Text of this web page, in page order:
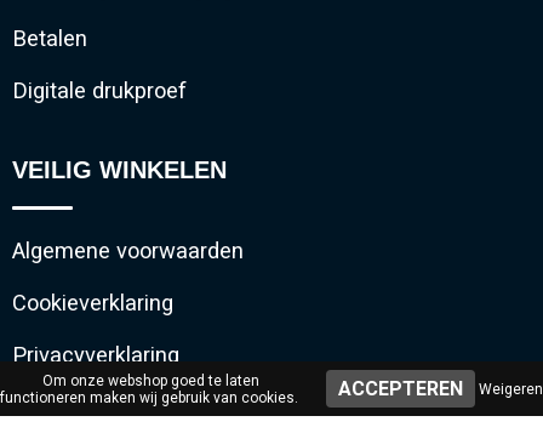
Betalen
Digitale drukproef
VEILIG WINKELEN
Algemene voorwaarden
Cookieverklaring
Privacyverklaring
Disclaimer
Om onze webshop goed te laten
functioneren maken wij gebruik van cookies.
Weigeren